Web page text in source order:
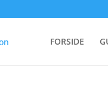
FORSIDE